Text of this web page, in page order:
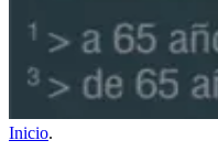
Inicio.